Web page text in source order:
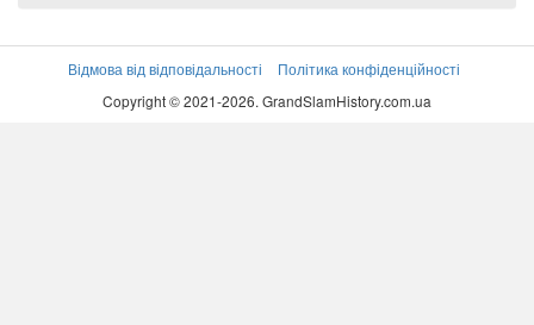
Відмова від відповідальності
Політика конфіденційності
Copyright © 2021-2026. GrandSlamHistory.com.ua